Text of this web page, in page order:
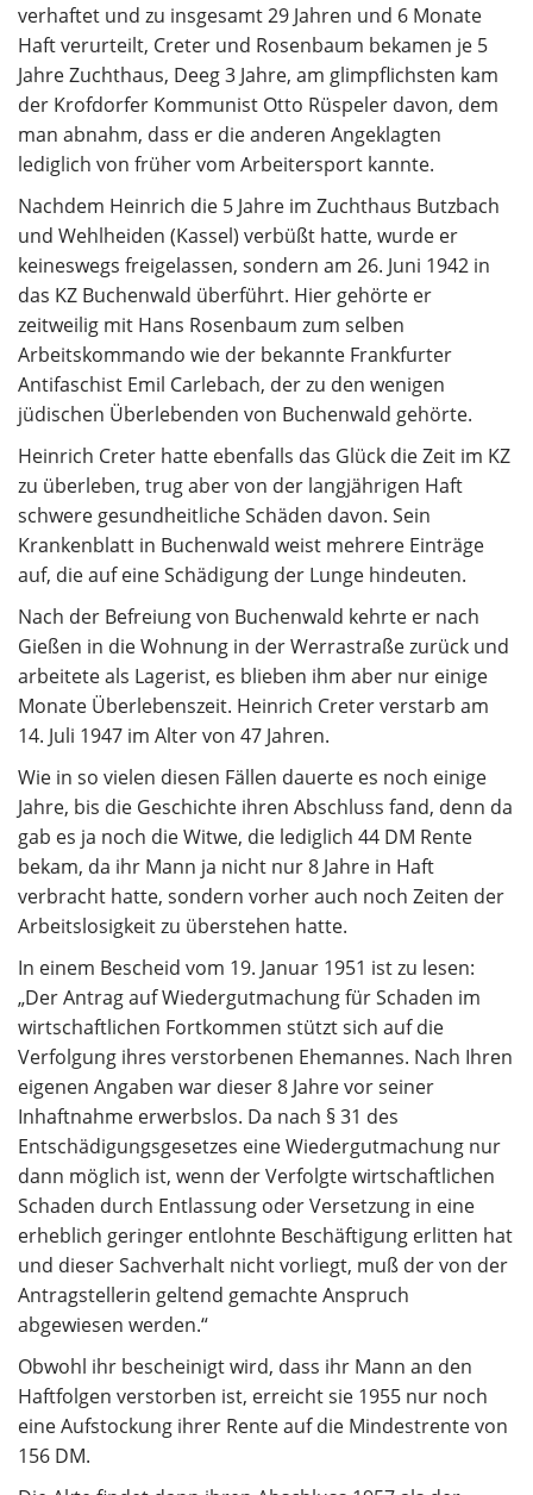
verhaftet und zu insgesamt 29 Jahren und 6 Monate
Haft verurteilt, Creter und Rosenbaum bekamen je 5
Jahre Zuchthaus, Deeg 3 Jahre, am glimpflichsten kam
der Krofdorfer Kommunist Otto Rüspeler davon, dem
man abnahm, dass er die anderen Angeklagten
lediglich von früher vom Arbeitersport kannte.
Nachdem Heinrich die 5 Jahre im Zuchthaus Butzbach
und Wehlheiden (Kassel) verbüßt hatte, wurde er
keineswegs freigelassen, sondern am 26. Juni 1942 in
das KZ Buchenwald überführt. Hier gehörte er
zeitweilig mit Hans Rosenbaum zum selben
Arbeitskommando wie der bekannte Frankfurter
Antifaschist Emil Carlebach, der zu den wenigen
jüdischen Überlebenden von Buchenwald gehörte.
Heinrich Creter hatte ebenfalls das Glück die Zeit im KZ
zu überleben, trug aber von der langjährigen Haft
schwere gesundheitliche Schäden davon. Sein
Krankenblatt in Buchenwald weist mehrere Einträge
auf, die auf eine Schädigung der Lunge hindeuten.
Nach der Befreiung von Buchenwald kehrte er nach
Gießen in die Wohnung in der Werrastraße zurück und
arbeitete als Lagerist, es blieben ihm aber nur einige
Monate Überlebenszeit. Heinrich Creter verstarb am
14. Juli 1947 im Alter von 47 Jahren.
Wie in so vielen diesen Fällen dauerte es noch einige
Jahre, bis die Geschichte ihren Abschluss fand, denn da
gab es ja noch die Witwe, die lediglich 44 DM Rente
bekam, da ihr Mann ja nicht nur 8 Jahre in Haft
verbracht hatte, sondern vorher auch noch Zeiten der
Arbeitslosigkeit zu überstehen hatte.
In einem Bescheid vom 19. Januar 1951 ist zu lesen:
„Der Antrag auf Wiedergutmachung für Schaden im
wirtschaftlichen Fortkommen stützt sich auf die
Verfolgung ihres verstorbenen Ehemannes. Nach Ihren
eigenen Angaben war dieser 8 Jahre vor seiner
Inhaftnahme erwerbslos. Da nach § 31 des
Entschädigungsgesetzes eine Wiedergutmachung nur
dann möglich ist, wenn der Verfolgte wirtschaftlichen
Schaden durch Entlassung oder Versetzung in eine
erheblich geringer entlohnte Beschäftigung erlitten hat
und dieser Sachverhalt nicht vorliegt, muß der von der
Antragstellerin geltend gemachte Anspruch
abgewiesen werden.“
Obwohl ihr bescheinigt wird, dass ihr Mann an den
Haftfolgen verstorben ist, erreicht sie 1955 nur noch
eine Aufstockung ihrer Rente auf die Mindestrente von
156 DM.